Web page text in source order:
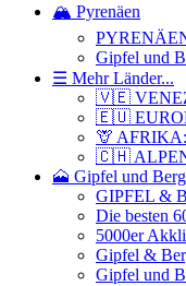
🏔️ Pyrenäen
Gipfel und
☰ Mehr Länder...
🇻🇪
🇪🇺
🦒
🇨🇭
🗻 Gipfel und
GIPFEL &
Die besten
5000er
Gipfel &
Gipfel und